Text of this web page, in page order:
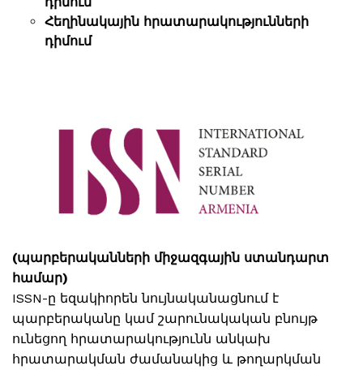
Հեղինակային հրատարակությունների
դիմում
(պարբերականների միջազգային ստանդարտ
համար)
ISSN-ը եզակիորեն նույնականացնում է
պարբերականը կամ շարունակական բնույթ
ունեցող հրատարակությունն անկախ
հրատարակման ժամանակից և թողարկման